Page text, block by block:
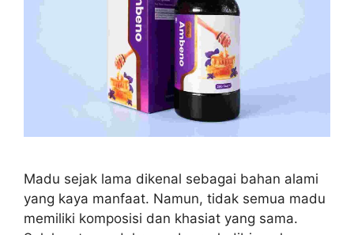
Madu sejak lama dikenal sebagai bahan alami
yang kaya manfaat. Namun, tidak semua madu
memiliki komposisi dan khasiat yang sama.